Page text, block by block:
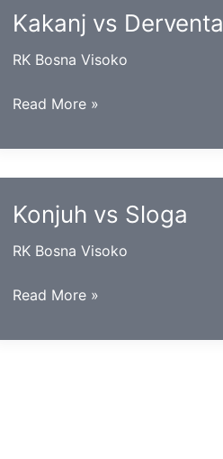
Kakanj vs Derventa
RK Bosna Visoko
Kakanj
Derventa
Read More »
Konjuh vs Sloga
RK Bosna Visoko
Konjuh
Sloga
Read More »